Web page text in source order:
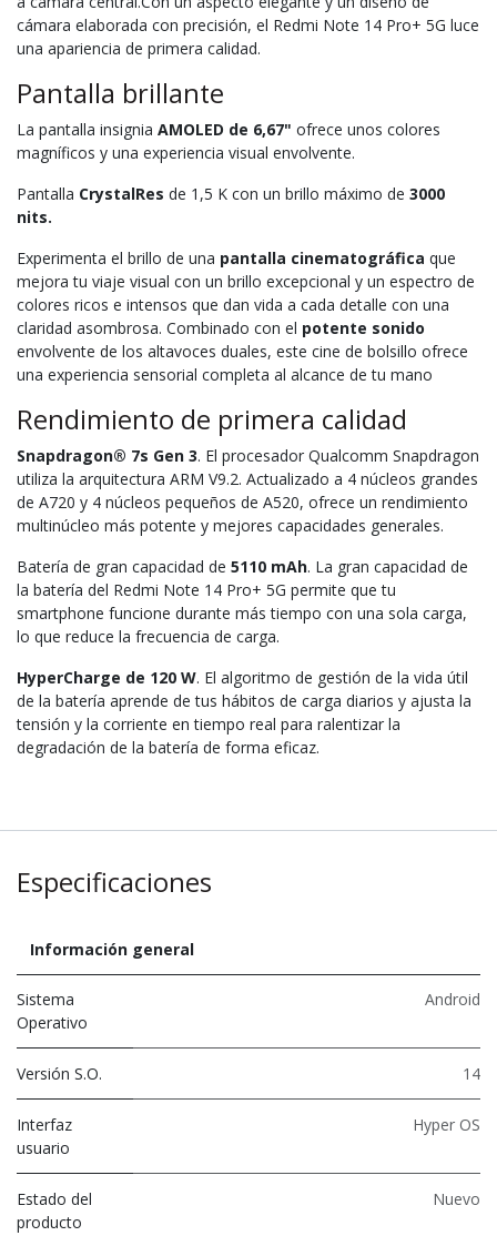
cámara elaborada con precisión, el Redmi Note 14 Pro+ 5G luce
una apariencia de primera calidad.
Pantalla brillante
La pantalla insignia AMOLED de 6,67" ofrece unos colores
magníficos y una experiencia visual envolvente.
Pantalla CrystalRes de 1,5 K con un brillo máximo de 3000
nits.
Experimenta el brillo de una pantalla cinematográfica que
mejora tu viaje visual con un brillo excepcional y un espectro de
colores ricos e intensos que dan vida a cada detalle con una
claridad asombrosa. Combinado con el potente sonido
envolvente de los altavoces duales, este cine de bolsillo ofrece
una experiencia sensorial completa al alcance de tu mano
Rendimiento de primera calidad
Snapdragon® 7s Gen 3. El procesador Qualcomm Snapdragon
utiliza la arquitectura ARM V9.2. Actualizado a 4 núcleos grandes
de A720 y 4 núcleos pequeños de A520, ofrece un rendimiento
multinúcleo más potente y mejores capacidades generales.
Batería de gran capacidad de 5110 mAh. La gran capacidad de
la batería del Redmi Note 14 Pro+ 5G permite que tu
smartphone funcione durante más tiempo con una sola carga,
lo que reduce la frecuencia de carga.
HyperCharge de 120 W. El algoritmo de gestión de la vida útil
de la batería aprende de tus hábitos de carga diarios y ajusta la
tensión y la corriente en tiempo real para ralentizar la
degradación de la batería de forma eficaz.
Especificaciones
Información general
Sistema
Operativo
Android
Versión S.O. 14
Interfaz
usuario
Hyper OS
Estado del
producto
Nuevo